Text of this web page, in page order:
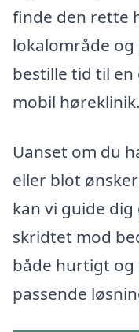
finde den rette
lokalområde
bestille tid til
mobil høreklinik.
Uanset om du
eller blot
kan vi guide dig
skridtet mod
både hurtigt og
passende